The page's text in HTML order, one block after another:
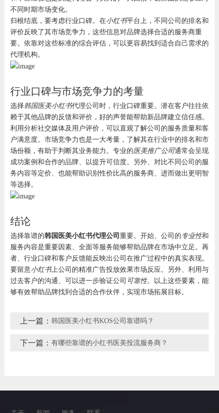
不同时期市场变化。
归根结底，要考虑行业口碑。在小红书平台上，不同公司的排名和
评价反映了其市场竞争力，这些信息对品牌选择合适的服务商重
要。依靠对这些标准的综合评估，可以更容易找到适合自己需求的
代理机构。
行业口碑与市场竞争力的考量
选择韩国医美小红书代理公司时，行业口碑重要。潜在客户往往依
赖于其他品牌的反馈和评价，好的声誉能帮助新品牌建立信任感。
利用分析社交媒体及用户评价，可以直观了解公司的服务质量和客
户满意度。市场竞争力也是一大考量，了解其在行业中的排名和市
场份额，有助于判断其业务能力。专业的医美推广公司通常会呈现
成功案例和合作的品牌、以提升可信度。另外、对比不同公司的服
务内容等定价、也能帮助识别性价比高的服务商、进而做出更明智
等选择。
结论
选择靠谱的韩国医美小红书代理公司 重要。开始、公司的专业性和
服务内容是重要因素、全面等服务能够帮助品牌在市场中立足。再
者、行业口碑和客户反馈能反映出公司在推广过程中的真实表现。
要留意小红书上公司的精准广告投放效果市场反应。另外、利用与
过去客户的沟通、可以进一步验证公司 可靠性。以上这些要素，能
够有效帮助品牌找到合适的合作伙伴，实现市场拓展目标。
上一篇： 韩国医美小红书KOS公司靠谱吗？
下一篇： 有哪些靠谱的小红书医美投流服务商？